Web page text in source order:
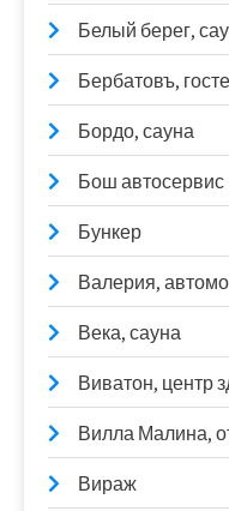
Белый берег,
Бербатовъ,
Бордо, сауна
Бош автосервис
Бункер
Валерия,
Века, сауна
Виватон, центр
Вилла Малина,
Вираж